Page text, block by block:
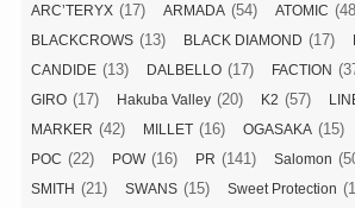
ARC’TERYX (17) ARMADA (54) ATOMIC
BLACKCROWS (13) BLACK DIAMOND (17)
CANDIDE (13) DALBELLO (17) FACTION
GIRO (17) Hakuba Valley (20) K2 (57)
MARKER (42) MILLET (16) OGASAKA (15)
POC (22) POW(16) PR (141) Salomon
SMITH (21) SWANS (15) Sweet Protection